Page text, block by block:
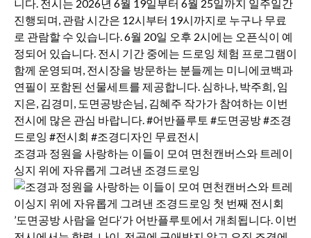
조경과 정원을 사랑하는 이들이 모여 면천캔버스와 트레이
싱지 위에 자유롭게 그려낸 조경드로잉